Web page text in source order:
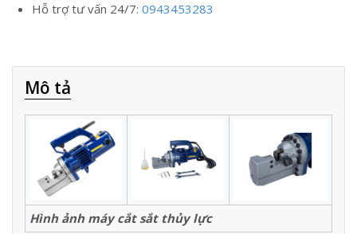
Hỗ trợ tư vấn 24/7: 0943453283
Mô tả
Hình ảnh máy cắt sắt thủy lực